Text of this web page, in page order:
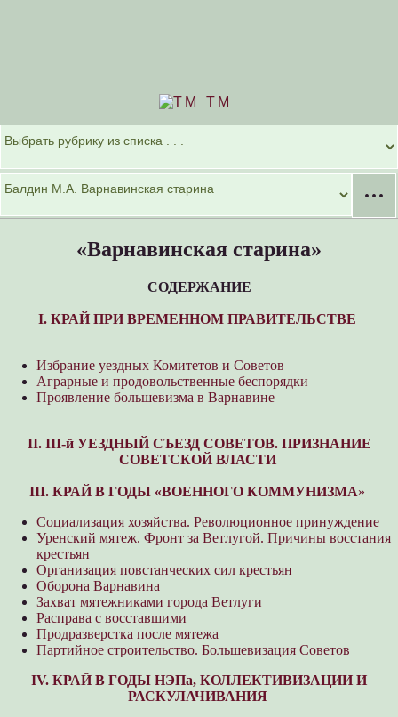
TM
···
«Варнавинская старина»
СОДЕРЖАНИЕ
I. КРАЙ ПРИ ВРЕМЕННОМ ПРАВИТЕЛЬСТВЕ
Избрание уездных Комитетов и Советов
Аграрные и продовольственные беспорядки
Проявление большевизма в Варнавине
II. III-й УЕЗДНЫЙ СЪЕЗД СОВЕТОВ. ПРИЗНАНИЕ
СОВЕТСКОЙ ВЛАСТИ
III. КРАЙ В ГОДЫ «ВОЕННОГО КОММУНИЗМА»
Социализация хозяйства. Революционное принуждение
Уренский мятеж. Фронт за Ветлугой. Причины восстания
крестьян
Организация повстанческих сил крестьян
Оборона Варнавина
Захват мятежниками города Ветлуги
Расправа с восставшими
Продразверстка после мятежа
Партийное строительство. Большевизация Советов
IV. КРАЙ В ГОДЫ НЭПа, КОЛЛЕКТИВИЗАЦИИ И
РАСКУЛАЧИВАНИЯ